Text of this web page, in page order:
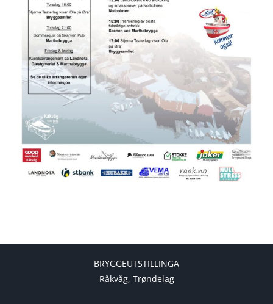
BRYGGEUTSTILLINGA
Råkvåg, Trøndelag